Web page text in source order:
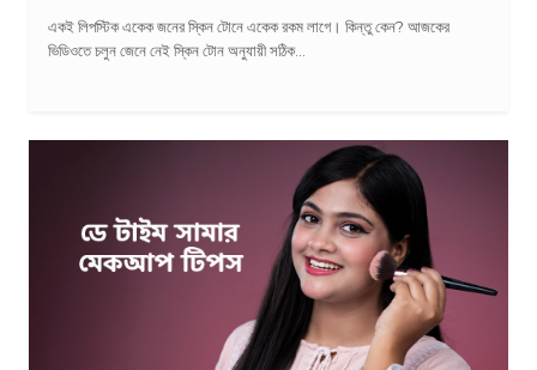
একই লিপস্টিক একেক জনের স্কিন টোনে একেক রকম লাগে। কিন্তু কেন? আজকের
ভিডিওতে চলুন জেনে নেই স্কিন টোন অনুযায়ী সঠিক...